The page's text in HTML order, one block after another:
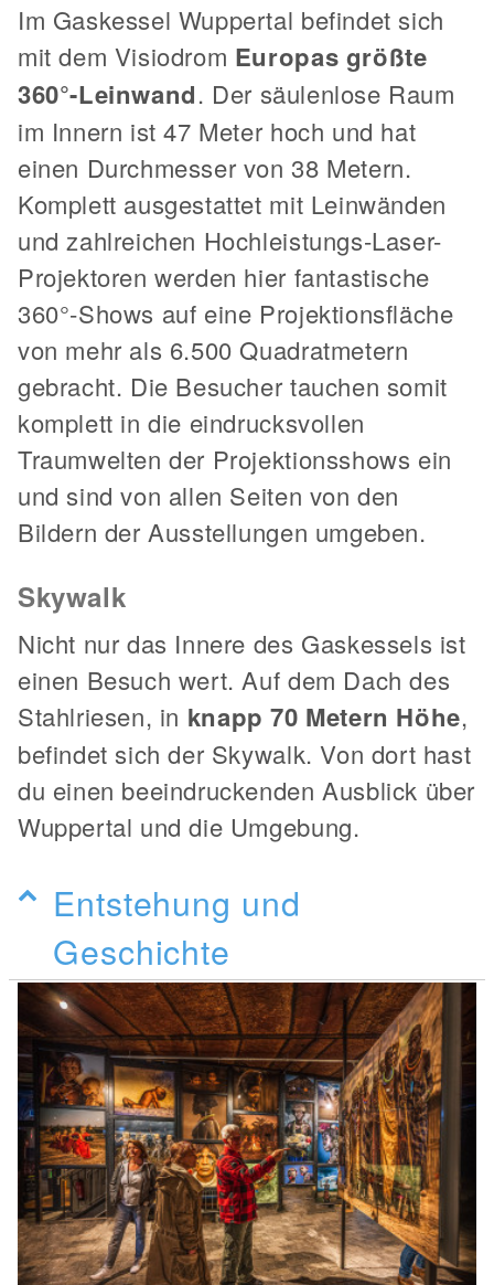
Im Gaskessel Wuppertal befindet sich
mit dem Visiodrom Europas größte
360°-Leinwand. Der säulenlose Raum
im Innern ist 47 Meter hoch und hat
einen Durchmesser von 38 Metern.
Komplett ausgestattet mit Leinwänden
und zahlreichen Hochleistungs-Laser-
Projektoren werden hier fantastische
360°-Shows auf eine Projektionsfläche
von mehr als 6.500 Quadratmetern
gebracht. Die Besucher tauchen somit
komplett in die eindrucksvollen
Traumwelten der Projektionsshows ein
und sind von allen Seiten von den
Bildern der Ausstellungen umgeben.
Skywalk
Nicht nur das Innere des Gaskessels ist
einen Besuch wert. Auf dem Dach des
Stahlriesen, in knapp 70 Metern Höhe,
befindet sich der Skywalk. Von dort hast
du einen beeindruckenden Ausblick über
Wuppertal und die Umgebung.
Entstehung und
Geschichte